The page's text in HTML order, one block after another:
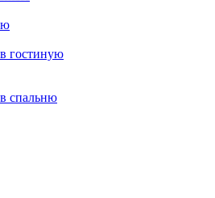
гостиную
спальню